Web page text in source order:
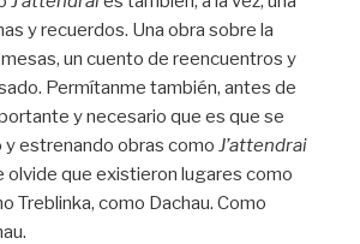
y recuerdos. Una obra sobre la
un cuento de reencuentros y
Permítanme también, antes de
y necesario que es que se
estrenando obras como J’attendrai
olvide que existieron lugares como
Treblinka, como Dachau. Como